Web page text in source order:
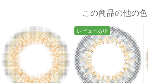
この商品の他の色
レビューあり